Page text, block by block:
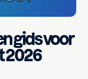
gids voor
2026